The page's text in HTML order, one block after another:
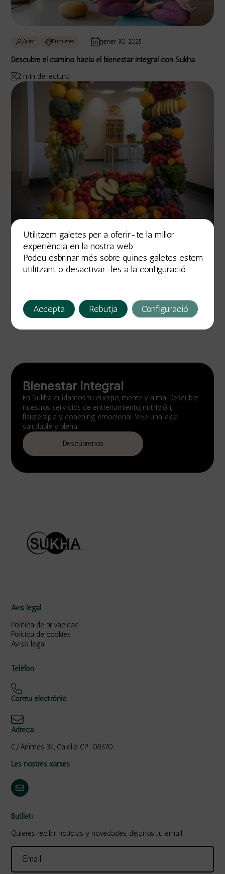
Autor Etiquetes gener 30, 2025
Descubre el camino hacia el bienestar integral con Sukha
2 min de lectura
Autor Etiquetes gener 30, 2025
Mejorando tu bienestar integral en Sukha
Bienestar integral
En Sukha cuidamos tu cuerpo, mente y alma. Descubre
nuestros servicios de entrenamiento, nutrición,
fisioterapia y coaching emocional. Vive una vida
saludable y plena.
Descúbrenos
Avís legal
Política de privacidad
Política de cookies
Aviso legal
Telèfon
Correu electrònic
Adreça
C/Ànimes 34, Calella CP: 08370
Les nostres xarxes
Butlletí
Quieres recibir noticias y novedades, dejanos tu email.
Utilitzem galetes per a oferir-te la millor
experiència en la nostra web.
Podeu esbrinar més sobre quines galetes estem
utilitzant o desactivar-les a laconfiguració.
Accepta Rebutja Configuració